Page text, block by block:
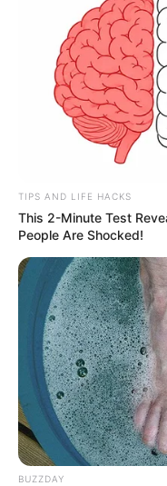
TIPS AND LIFE HACKS
This 2-Minute Test
People Are Shocked!
BUZZDAY